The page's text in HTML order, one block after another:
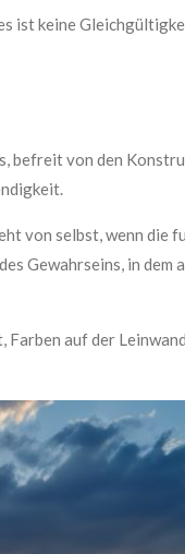
ist keine
befreit von den
von selbst, wenn die
Gewahrseins, in
Farben auf der